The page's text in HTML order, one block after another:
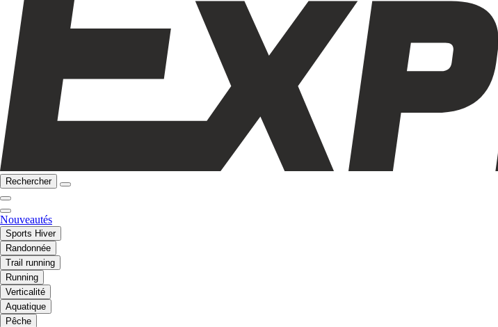
Rechercher
Nouveautés
Sports Hiver
Randonnée
Trail running
Running
Verticalité
Aquatique
Pêche